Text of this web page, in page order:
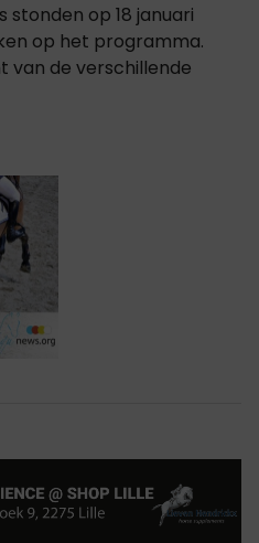
stonden op 18 januari
op het programma.
van de verschillende